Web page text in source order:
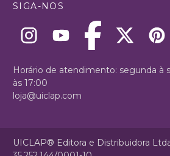
SIGA-NOS
Horário de atendimento: segunda à
às 17:00
loja@uiclap.com
UICLAP® Editora e Distribuidora